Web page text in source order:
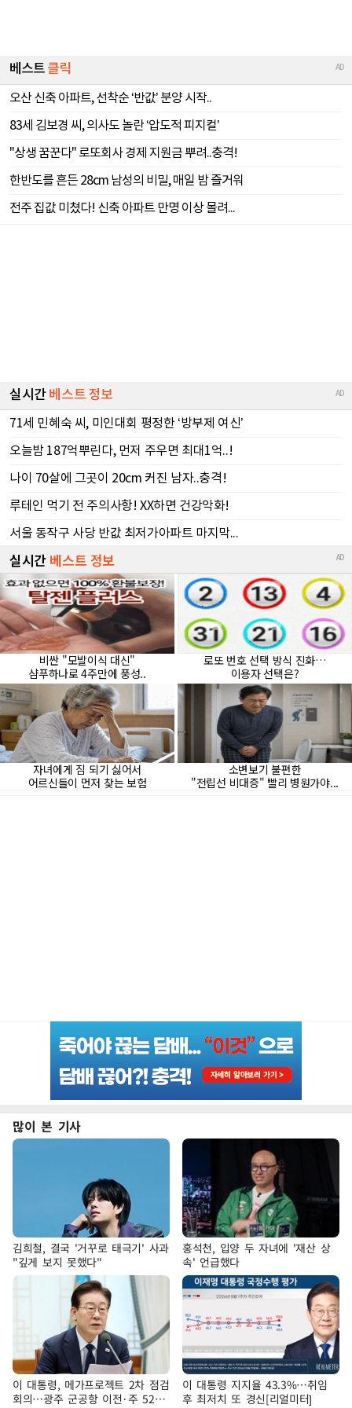
많이 본 기사
김희철, 결국 '거꾸로 태극기' 사과
"깊게 보지 못했다"
홍석천, 입양 두 자녀에 '재산 상
속' 언급했다
이 대통령, 메가프로젝트 2차 점검
회의…광주 군공항 이전·주 52시
이 대통령 지지율 43.3%…취임
후 최저치 또 경신[리얼미터]